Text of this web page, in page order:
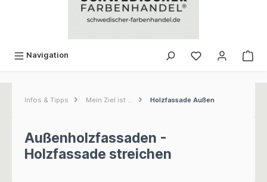
Navigation
Infos & Tipps Mein Ziel ist ... Holzfassade Außen
Außenholzfassaden -
Holzfassade streichen